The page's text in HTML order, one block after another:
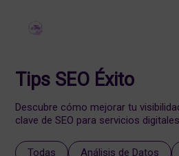
Tips SEO Éxito
Descubre cómo mejorar tu
clave de SEO para servicios
Todas Análisis de Datos